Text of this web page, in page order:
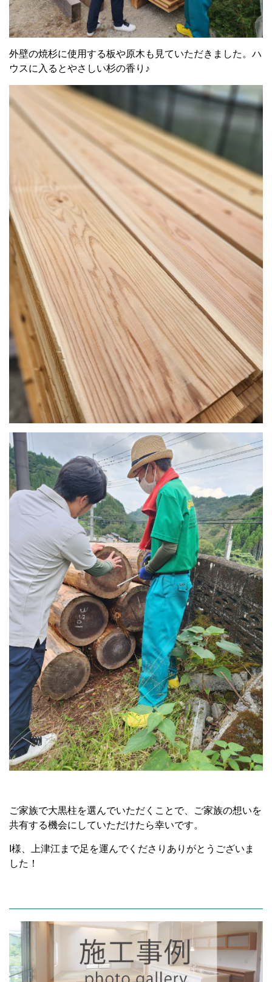
外壁の焼杉に使用する板や原木も見ていただきました。ハ
ウスに入るとやさしい杉の香り♪
ご家族で大黒柱を選んでいただくことで、ご家族の想いを
共有する機会にしていただけたら幸いです。
I様、上津江まで足を運んでくださりありがとうございま
した！